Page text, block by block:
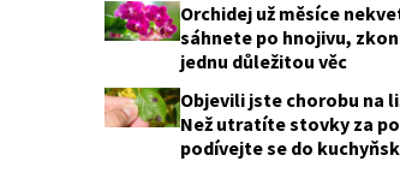
Orchidej už měsíce
sáhnete po hnojivu,
jednu důležitou věc
Objevili jste chorobu na
Než utratíte stovky za
podívejte se do